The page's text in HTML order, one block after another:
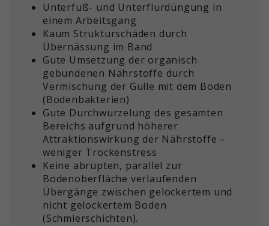
Unterfuß- und Unterflurdüngung in
einem Arbeitsgang
Kaum Strukturschäden durch
Übernässung im Band
Gute Umsetzung der organisch
gebundenen Nährstoffe durch
Vermischung der Gülle mit dem Boden
(Bodenbakterien)
Gute Durchwurzelung des gesamten
Bereichs aufgrund höherer
Attraktionswirkung der Nährstoffe –
weniger Trockenstress
Keine abrupten, parallel zur
Bodenoberfläche verlaufenden
Übergänge zwischen gelockertem und
nicht gelockertem Boden
(Schmierschichten).